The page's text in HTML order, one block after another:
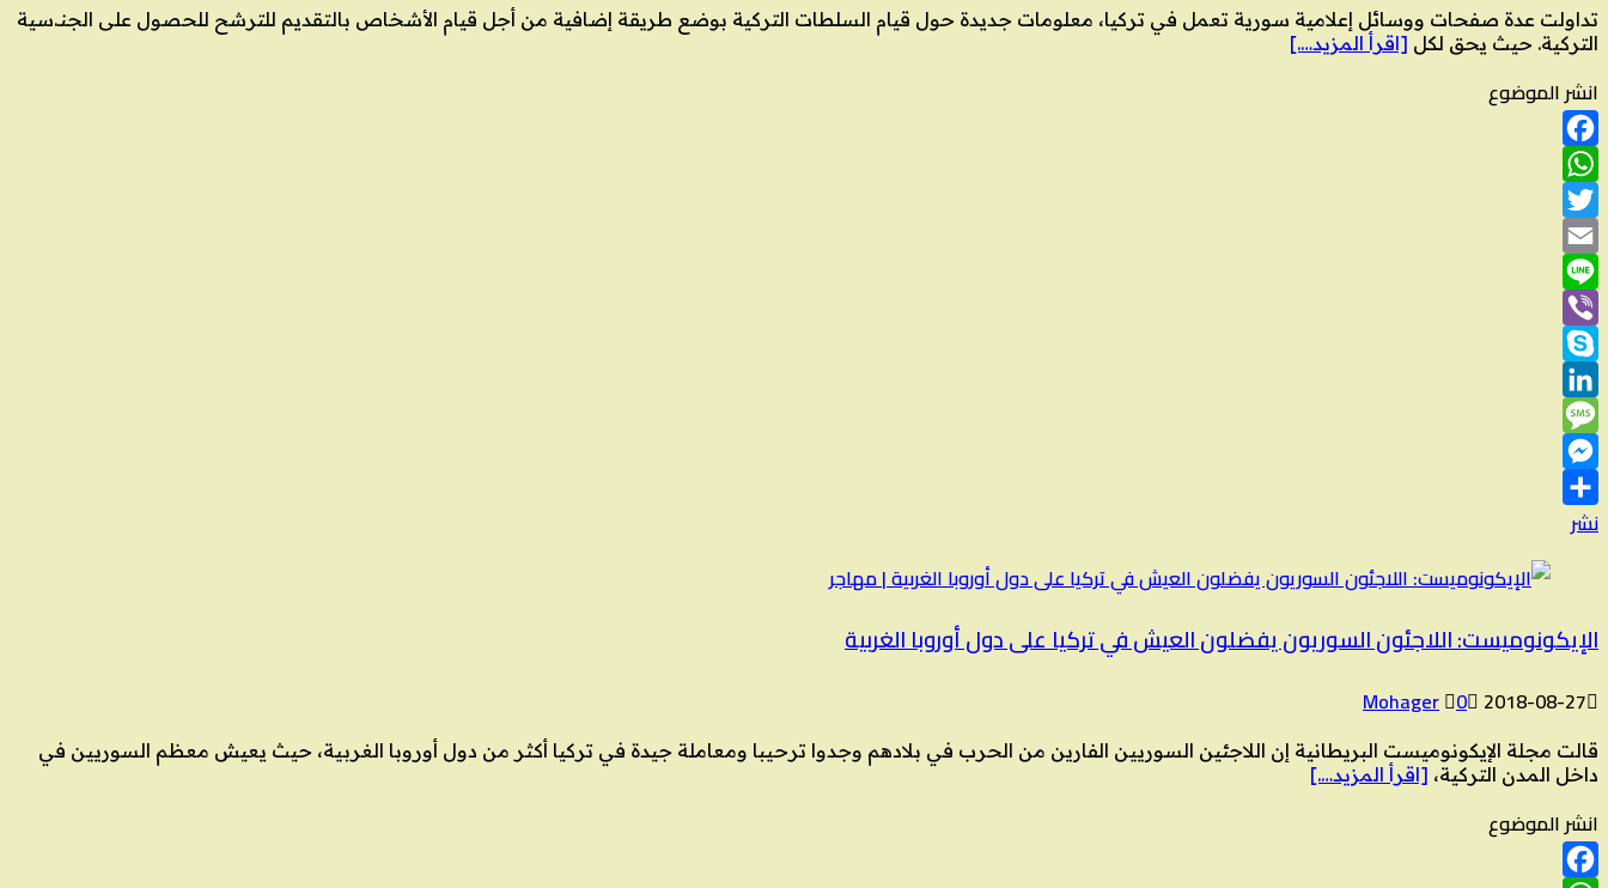
تداولت عدة صفحات ووسائل إعلامية سورية تعمل في تركيا، معلومات جديدة حول قيام السلطات التركية بوضع طريقة إضافية من أجل قيام الأشخاص بالتقديم للترشح للحصول على الجنـ.سية
التركية. حيث يحق لكل [اقرأ المزيد….]
انشر الموضوع
Facebook
WhatsApp
Twitter
Email
Line
Viber
Skype
LinkedIn
Message
Messenger
نشر
الإيكونوميست: اللاجئون السوريون يفضلون العيش في تركيا على دول أوروبا الغربية
2018-08-27
Mohager 0
قالت مجلة الإيكونوميست البريطانية إن اللاجئين السوريين الفارين من الحرب في بلادهم وجدوا ترحيبا ومعاملة جيدة في تركيا أكثر من دول أوروبا الغربية، حيث يعيش معظم السوريين في
داخل المدن التركية، [اقرأ المزيد….]
انشر الموضوع